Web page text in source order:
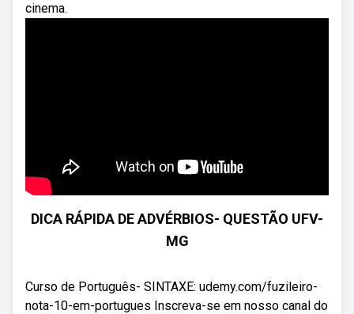
cinema.
DICA RÁPIDA DE ADVÉRBIOS- QUESTÃO UFV-
MG
Curso de Português- SINTAXE: udemy.com/fuzileiro-
nota-10-em-portugues Inscreva-se em nosso canal do